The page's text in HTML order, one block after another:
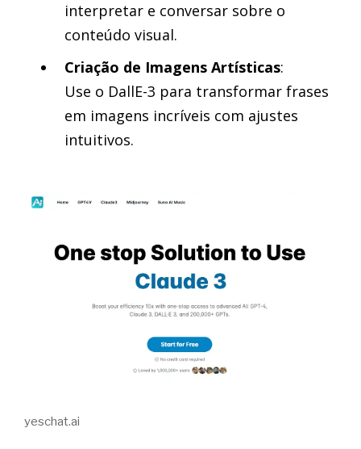
interpretar e conversar sobre o
conteúdo visual.
Criação de Imagens Artísticas:
Use o DallE-3 para transformar frases
em imagens incríveis com ajustes
intuitivos.
yeschat.ai